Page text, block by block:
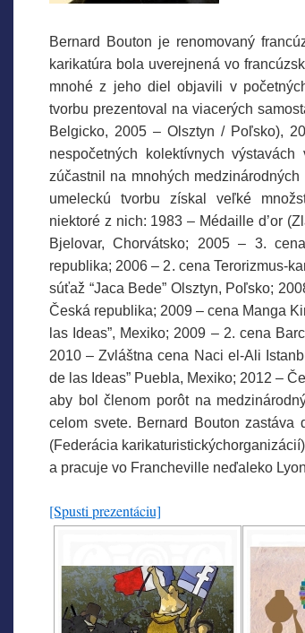
Bernard Bouton je renomovaný
karikatúra bola uverejnená vo
mnohé z jeho diel objavili v
tvorbu prezentoval na viacerých
Belgicko, 2005 – Olsztyn / Poľsko),
nespočetných kolektívnych
zúčastnil na mnohých
umeleckú tvorbu získal veľké
niektoré z nich: 1983 – Médaille d’or
Bjelovar, Chorvátsko; 2005 – 3.
republika; 2006 – 2. cena Terorizmus-
súťaž “Jaca Bede” Olsztyn, Poľsko;
Česká republika; 2009 – cena Manga
las Ideas”, Mexiko; 2009 – 2. cena
2010 – Zvláštna cena Naci el-Ali
de las Ideas” Puebla, Mexiko; 2012 –
aby bol členom porôt na
celom svete. Bernard Bouton zastáva
(Federácia karikaturistických
a pracuje vo Francheville neďaleko
[Spusti prezentáciu]